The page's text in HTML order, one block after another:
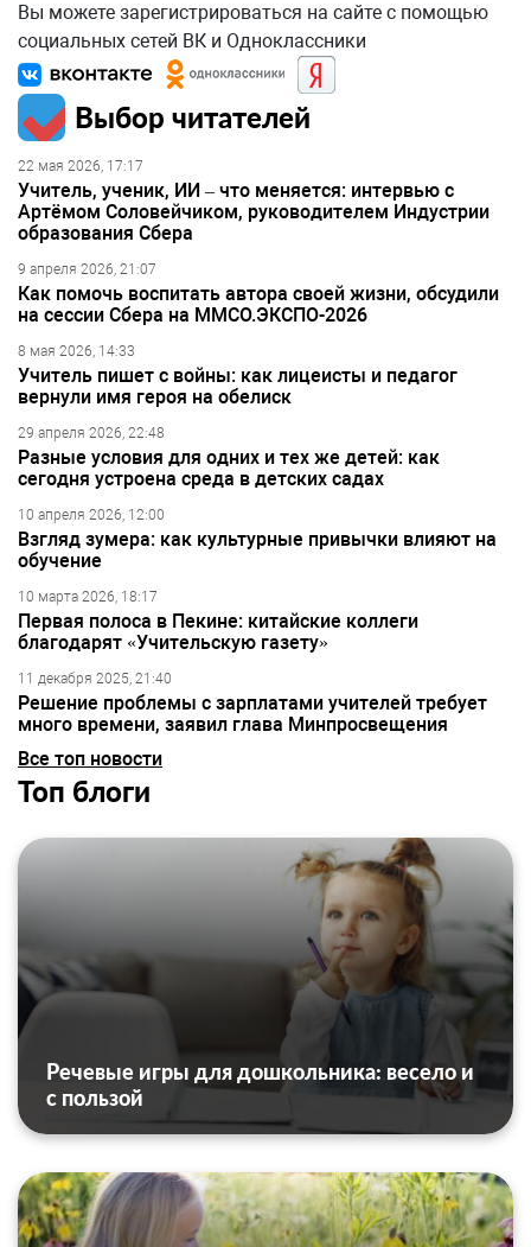
Вы можете зарегистрироваться на сайте с помощью
социальных сетей ВК и Одноклассники
Выбор читателей
22 мая 2026, 17:17
Учитель, ученик, ИИ – что меняется: интервью с
Артёмом Соловейчиком, руководителем Индустрии
образования Сбера
9 апреля 2026, 21:07
Как помочь воспитать автора своей жизни, обсудили
на сессии Сбера на ММСО.ЭКСПО-2026
8 мая 2026, 14:33
Учитель пишет с войны: как лицеисты и педагог
вернули имя героя на обелиск
29 апреля 2026, 22:48
Разные условия для одних и тех же детей: как
сегодня устроена среда в детских садах
10 апреля 2026, 12:00
Взгляд зумера: как культурные привычки влияют на
обучение
10 марта 2026, 18:17
Первая полоса в Пекине: китайские коллеги
благодарят «Учительскую газету»
11 декабря 2025, 21:40
Решение проблемы с зарплатами учителей требует
много времени, заявил глава Минпросвещения
Все топ новости
Топ блоги
Речевые игры для дошкольника: весело и
с пользой